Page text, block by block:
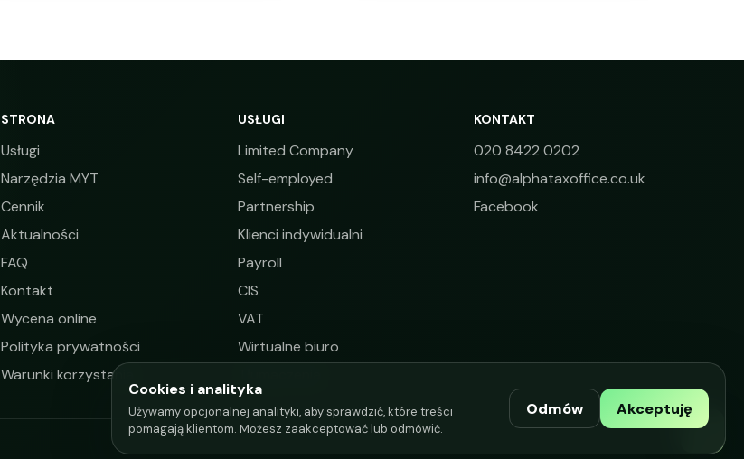
STRONA
Usługi
Narzędzia MYT
Cennik
Aktualności
FAQ
Kontakt
Wycena online
Polityka prywatności
Warunki korzystania
USŁUGI
Limited Company
Self-employed
Partnership
Klienci indywidualni
Payroll
CIS
VAT
Wirtualne biuro
KONTAKT
020 8422 0202
info@alphataxoffice.co.uk
Facebook
Cookies i analityka
Używamy opcjonalnej analityki, aby sprawdzić, które treści
pomagają klientom. Możesz zaakceptować lub odmówić.
Odmów Akceptuję